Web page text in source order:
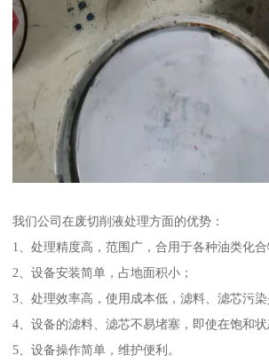
我们公司在废切削液处理方面的优势：
1、处理精度高，范围广，合用于各种油类化
2、设备安装简单，占地面积小；
3、处理效率高，使用成本低，滤料、滤芯污
4、设备的滤料、滤芯不易堵塞，即使在饱和
5、设备操作简单，维护便利。